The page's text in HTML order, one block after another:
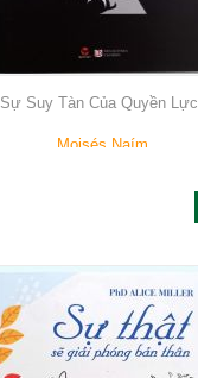
Sự Suy Tàn Của Quyền Lực
Moisés Naím